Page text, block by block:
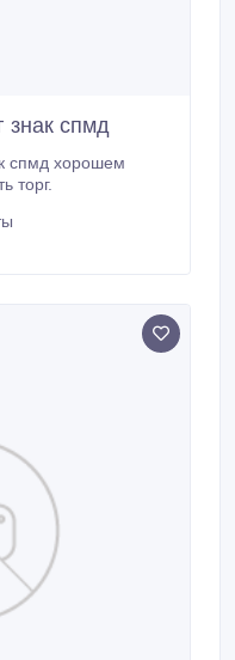
знак спмд
спмд хорошем
торг.